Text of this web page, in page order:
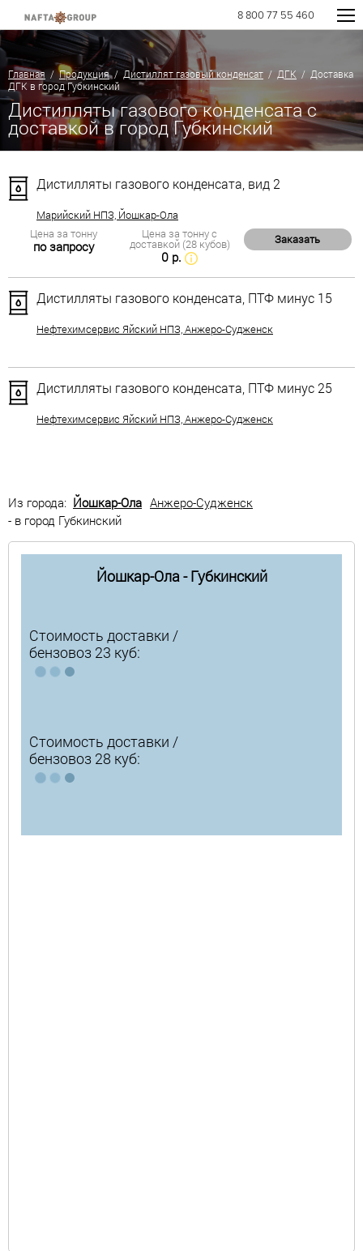
8 800 77 55 460
Главная /Продукция/ Дистиллят газовый конденсат / ДГК / Доставка
ДГК в город Губкинский
Дистилляты газового конденсата с
доставкой в город Губкинский
Дистилляты газового конденсата, вид 2
Марийский НПЗ, Йошкар-Ола
Цена за тонну
по запросу
Цена за тонну с
доставкой (28 кубов)
0 р.
Заказать
Дистилляты газового конденсата, ПТФ минус 15
Нефтехимсервис Яйский НПЗ, Анжеро-Судженск
Дистилляты газового конденсата, ПТФ минус 25
Нефтехимсервис Яйский НПЗ, Анжеро-Судженск
Из города: Йошкар-Ола Анжеро-Судженск
- в город Губкинский
Йошкар-Ола - Губкинский
Стоимость доставки /
бензовоз 23 куб:
Стоимость доставки /
бензовоз 28 куб: